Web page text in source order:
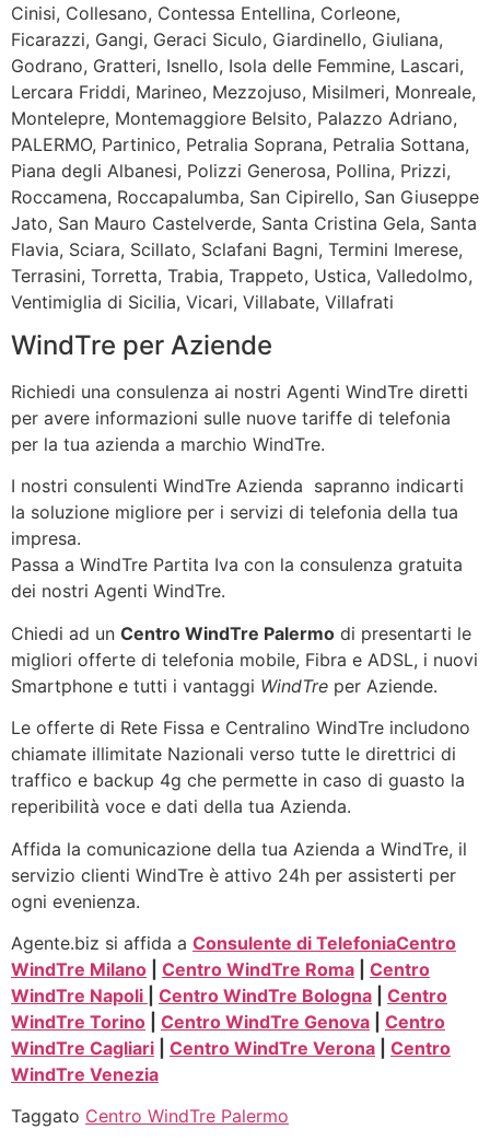
Cinisi, Collesano, Contessa Entellina, Corleone,
Ficarazzi, Gangi, Geraci Siculo, Giardinello, Giuliana,
Godrano, Gratteri, Isnello, Isola delle Femmine, Lascari,
Lercara Friddi, Marineo, Mezzojuso, Misilmeri, Monreale,
Montelepre, Montemaggiore Belsito, Palazzo Adriano,
PALERMO, Partinico, Petralia Soprana, Petralia Sottana,
Piana degli Albanesi, Polizzi Generosa, Pollina, Prizzi,
Roccamena, Roccapalumba, San Cipirello, San Giuseppe
Jato, San Mauro Castelverde, Santa Cristina Gela, Santa
Flavia, Sciara, Scillato, Sclafani Bagni, Termini Imerese,
Terrasini, Torretta, Trabia, Trappeto, Ustica, Valledolmo,
Ventimiglia di Sicilia, Vicari, Villabate, Villafrati
WindTre per Aziende
Richiedi una consulenza ai nostri Agenti WindTre diretti
per avere informazioni sulle nuove tariffe di telefonia
per la tua azienda a marchio WindTre.
I nostri consulenti WindTre Azienda sapranno indicarti
la soluzione migliore per i servizi di telefonia della tua
impresa.
Passa a WindTre Partita Iva con la consulenza gratuita
dei nostri Agenti WindTre.
Chiedi ad un Centro WindTre Palermo di presentarti le
migliori offerte di telefonia mobile, Fibra e ADSL, i nuovi
Smartphone e tutti i vantaggi WindTre per Aziende.
Le offerte di Rete Fissa e Centralino WindTre includono
chiamate illimitate Nazionali verso tutte le direttrici di
traffico e backup 4g che permette in caso di guasto la
reperibilità voce e dati della tua Azienda.
Affida la comunicazione della tua Azienda a WindTre, il
servizio clienti WindTre è attivo 24h per assisterti per
ogni evenienza.
Agente.biz si affida a Consulente di TelefoniaCentro
WindTre Milano
Centro WindTre Roma
Centro
WindTre Napoli
Centro WindTre Bologna
Centro
WindTre Torino
Centro WindTre Genova
Centro
WindTre Cagliari
Centro WindTre Verona
Centro
WindTre Venezia
Taggato Centro WindTre Palermo